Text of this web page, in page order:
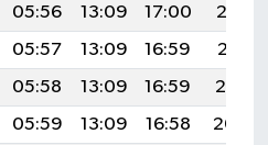
05:56 13:09 17:00
20:12
05:57 13:09 16:59
20:11
05:58 13:09 16:59
20:10
05:59 13:09 16:58
20:09